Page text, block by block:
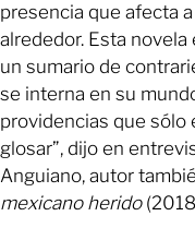
presencia que afecta
alrededor. Esta
un sumario de
se interna en su
providencias que sólo
glosar”, dijo en
Anguiano, autor
mexicano herido